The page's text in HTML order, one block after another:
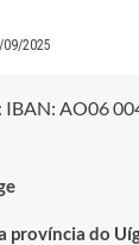
09/2025
IBAN: AO06
província do